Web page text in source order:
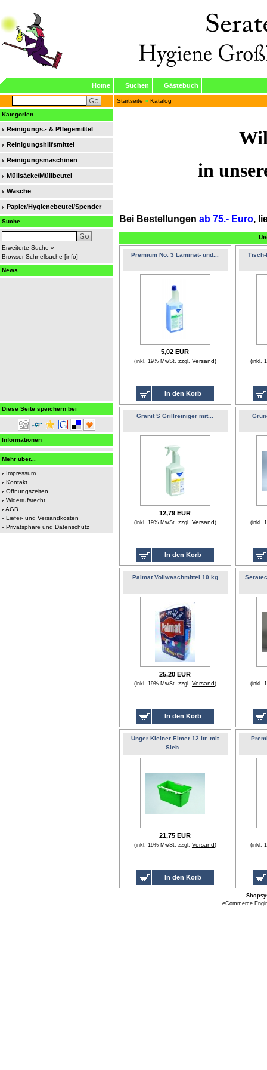
Home Suchen Gästebuch
Startseite » Katalog
Kategorien
Reinigungs.- & Pflegemittel
Reinigungshilfsmittel
Reinigungsmaschinen
Müllsäcke/Müllbeutel
Wäsche
Papier/Hygienebeutel/Spender
Suche
Erweiterte Suche »
Browser-Schnellsuche [info]
News
Diese Seite speichern bei
Informationen
Mehr über...
Impressum
Kontakt
Öffnungszeiten
Widerrufsrecht
AGB
Liefer- und Versandkosten
Privatsphäre und Datenschutz
in
Bei Bestellungen ab 75.- Euro,
Premium No. 3 Laminat- und...
5,02 EUR
(inkl. 19% MwSt. zzgl. Versand)
In den Korb
Tisch-
(inkl.
Granit S Grillreiniger mit...
12,79 EUR
(inkl. 19% MwSt. zzgl. Versand)
In den Korb
(inkl.
Palmat Vollwaschmittel 10 kg
25,20 EUR
(inkl. 19% MwSt. zzgl. Versand)
In den Korb
(inkl.
Unger Kleiner Eimer 12 ltr. mit
Sieb...
21,75 EUR
(inkl. 19% MwSt. zzgl. Versand)
In den Korb
(inkl.
eCommerce